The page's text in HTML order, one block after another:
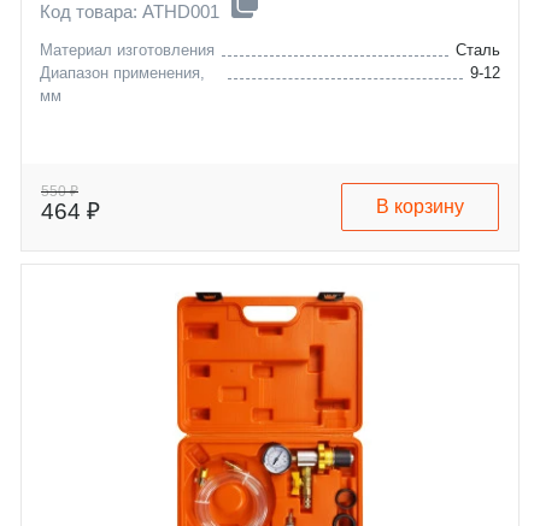
Код товара: ATHD001
Материал изготовления
Сталь
Диапазон применения,
мм
9-12
550 ₽
464 ₽ В корзину